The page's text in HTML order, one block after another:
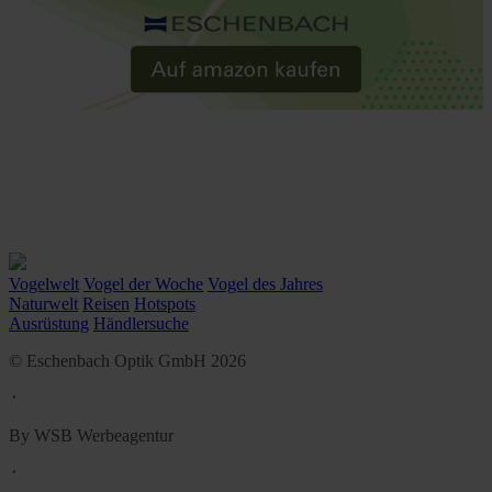
Vogelwelt Vogel der Woche Vogel des Jahres
Naturwelt Reisen Hotspots
Ausrüstung Händlersuche
© Eschenbach Optik GmbH 2026
᛫
By WSB Werbeagentur
᛫